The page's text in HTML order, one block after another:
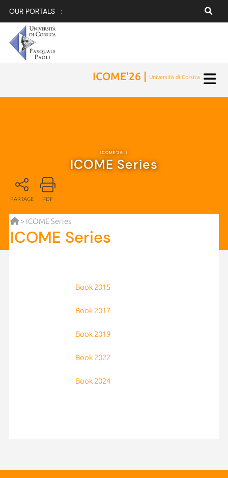
OUR PORTALS :
ICOME'26 | Università di Corsica
ICOME'26 |
ICOME Series
PARTAGE PDF
> ICOME Series
ICOME Series
Book 2015
Book 2017
Book 2019
Book 2022
Book 2024